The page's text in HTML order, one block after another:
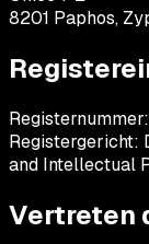
8201 Paphos,
Registergericht:
and Intellectual
Vertreten